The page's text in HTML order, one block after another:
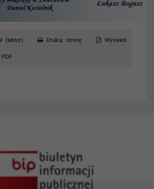
(lektor) Drukuj stronę Wyświetl
PDF